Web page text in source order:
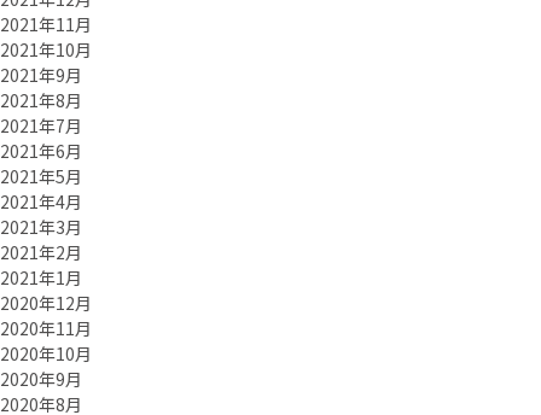
2021年11月
2021年10月
2021年9月
2021年8月
2021年7月
2021年6月
2021年5月
2021年4月
2021年3月
2021年2月
2021年1月
2020年12月
2020年11月
2020年10月
2020年9月
2020年8月